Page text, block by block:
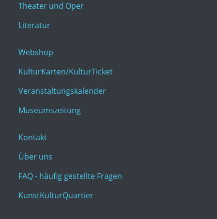
Theater und Oper
Literatur
Webshop
KulturKarten/KulturTicket
Veranstaltungskalender
Museumszeitung
Kontakt
Über uns
FAQ - häufig gestellte Fragen
KunstKulturQuartier